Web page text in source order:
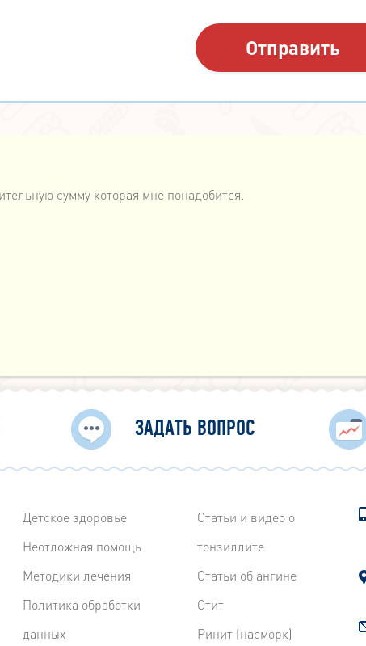
сумму которая мне понадобится.
ЗАДАТЬ ВОПРОС
Детское здоровье
Неотложная помощь
Методики лечения
Политика обработки
данных
Статьи и видео о
тонзиллите
Статьи об ангине
Отит
Ринит (насморк)